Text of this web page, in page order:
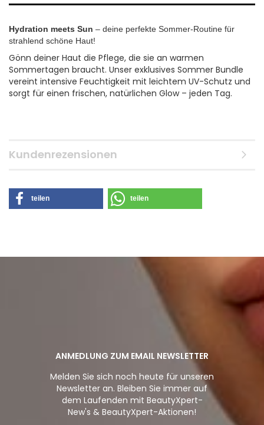
Hydration meets Sun – deine perfekte Sommer-Routine für
strahlend schöne Haut!
Gönn deiner Haut die Pflege, die sie an warmen
Sommertagen braucht. Unser exklusives Sommer Bundle
vereint intensive Feuchtigkeit mit leichtem UV-Schutz und
sorgt für einen frischen, natürlichen Glow – jeden Tag.
Kundenrezensionen
teilen teilen
ANMEDLUNG ZUM EMAIL NEWSLETTER
Melden Sie sich noch heute für unseren
Newsletter an. Bleiben Sie immer auf
dem Laufenden mit BeautyXpert-
New's & BeautyXpert-Aktionen!